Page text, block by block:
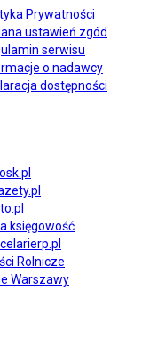
Prywatności
ustawień zgód
serwisu
o nadawcy
dostępności
księgowość
Rolnicze
Warszawy